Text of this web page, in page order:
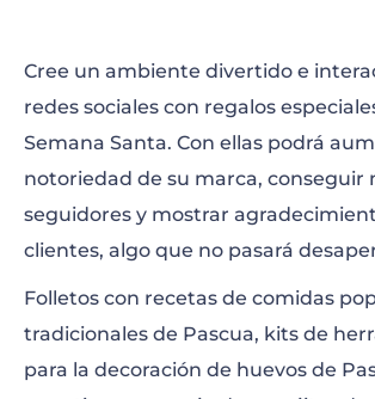
Cree un ambiente divertido e
redes sociales con regalos
Semana Santa. Con ellas podrá
notoriedad de su marca, conseguir
seguidores y mostrar
clientes, algo que no pasará
Folletos con recetas de comidas
tradicionales de Pascua, kits de
para la decoración de huevos de